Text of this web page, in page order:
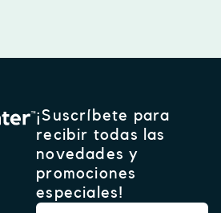
¡Suscríbete para
recibir todas las
novedades y
promociones
especiales!